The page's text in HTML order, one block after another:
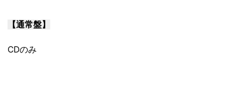
【通常盤】
CDのみ